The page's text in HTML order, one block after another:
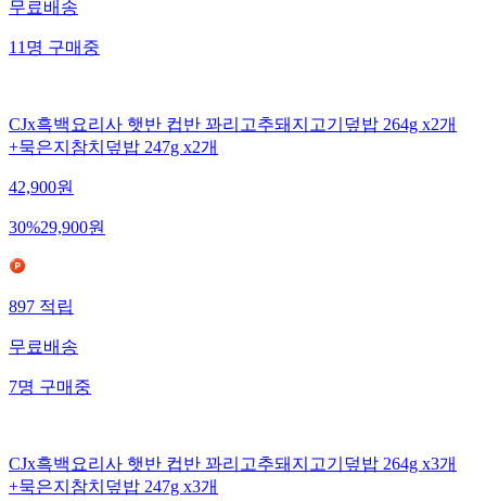
무료배송
11명구매중
CJx흑백요리사 햇반 컵반 꽈리고추돼지고기덮밥 264g x2개
+묵은지참치덮밥 247g x2개
42,900원
30%29,900원
897적립
무료배송
7명구매중
CJx흑백요리사 햇반 컵반 꽈리고추돼지고기덮밥 264g x3개
+묵은지참치덮밥 247g x3개